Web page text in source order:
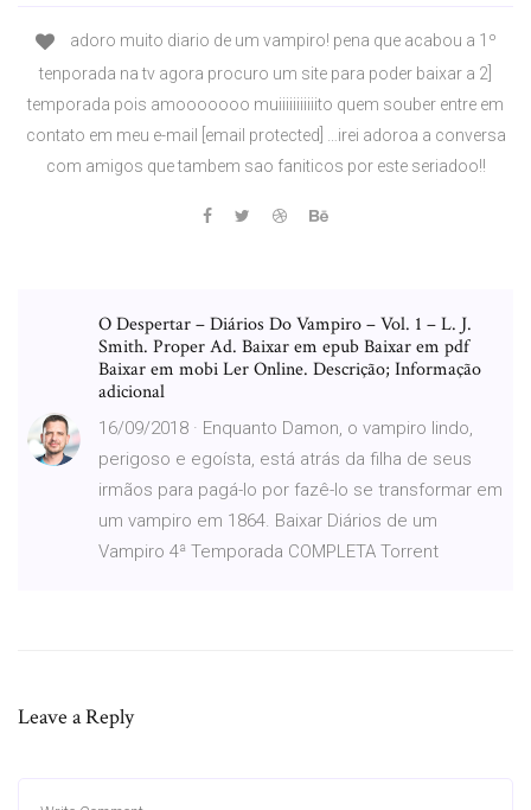
adoro muito diario de um vampiro! pena que acabou a 1º
tenporada na tv agora procuro um site para poder baixar a 2]
temporada pois amooooooo muiiiiiiiiiiito quem souber entre em
contato em meu e-mail [email protected] …irei adoroa a conversa
com amigos que tambem sao faniticos por este seriadoo!!
O Despertar – Diários Do Vampiro – Vol. 1 – L. J.
Smith. Proper Ad. Baixar em epub Baixar em pdf
Baixar em mobi Ler Online. Descrição; Informação
adicional
16/09/2018 · Enquanto Damon, o vampiro lindo,
perigoso e egoísta, está atrás da filha de seus
irmãos para pagá-lo por fazê-lo se transformar em
um vampiro em 1864. Baixar Diários de um
Vampiro 4ª Temporada COMPLETA Torrent
Leave a Reply